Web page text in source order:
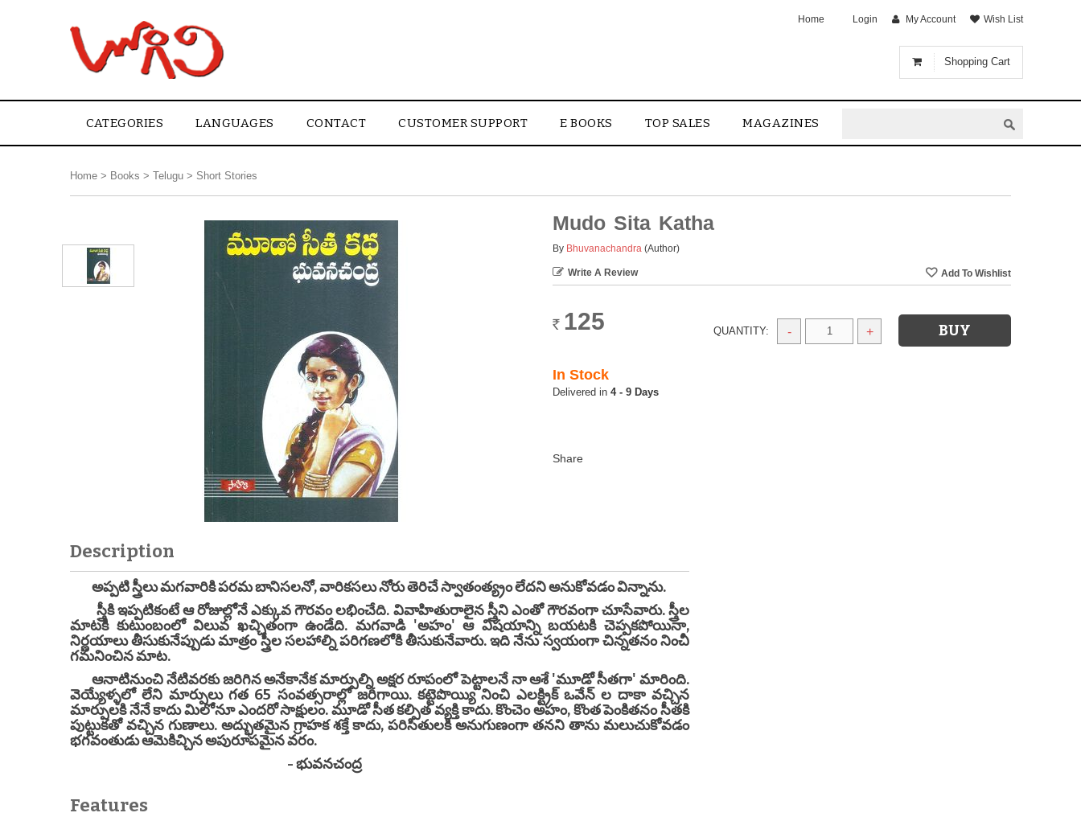
Shopping Cart
Home Login My Account Wish List
CATEGORIES LANGUAGES CONTACT CUSTOMER SUPPORT E BOOKS TOP SALES MAGAZINES
Home > Books > Telugu > Short Stories
Mudo Sita Katha
By Bhuvanachandra (Author)
Write A Review
Rs. 125 QUANTITY: - +
In Stock
4 - 9 Days
Description
అప్పటి స్త్రీలు మగవారికి పరమ బానిసలనో, వారికసలు నోరు తెరిచే స్వాతంత్య్రం లేదని అనుకోవడం విన్నాను.
స్త్రీకి ఇప్పటికంటే ఆ రోజుల్లోనే ఎక్కువ గౌరవం లభించేది. వివాహితురాలైన స్త్రీని ఎంతో గౌరవంగా చూసేవారు. స్త్రీల
మాటకి కుటుంబంలో విలువ ఖచ్చితంగా ఉండేది. మగవాడి 'అహం' ఆ విషయాన్ని బయటకి చెప్పకపోయినా,
నిర్ణయాలు తీసుకునేప్పుడు మాత్రం స్త్రీల సలహాల్ని పరిగణలోకి తీసుకునేవారు. ఇది నేను స్వయంగా చిన్నతనం నించీ
గమనించిన మాట.
ఆనాటినుంచి నేటివరకు జరిగిన అనేకానేక మార్పుల్ని అక్షర రూపంలో పెట్టాలనే నా ఆశే 'మూడో సీతగా' మారింది.
వెయ్యేళ్ళలో లేని మార్పులు గత 65 సంవత్సరాల్లో జరిగాయి. కట్టెపొయ్యి నించి ఎలక్ట్రిక్ ఒవేన్ ల దాకా వచ్చిన
మార్పులకి నేనే కాదు మిలోనూ ఎందరో సాక్షులం. మూడో సీత కల్పిత వ్యక్తి కాదు. కొంచెం అహం, కొంత పెంకితనం సీతకి
పుట్టుకతో వచ్చిన గుణాలు. అద్భుతమైన గ్రాహక శక్తే కాదు, పరిసితులకి అనుగుణంగా తనని తాను మలుచుకోవడం
భగవంతుడు ఆమెకిచ్చిన అపురూపమైన వరం.
- భువనచంద్ర
Features